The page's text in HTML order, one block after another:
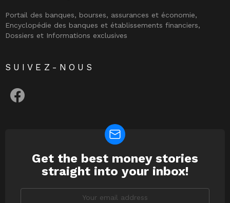
Portail des banques, bourses, assurances et économie,
Encyclopédie des banques et établissements financiers,
Dossiers et Informations exclusives
SUIVEZ-NOUS
NEWSLETTER
Get the best money stories
straight into your inbox!